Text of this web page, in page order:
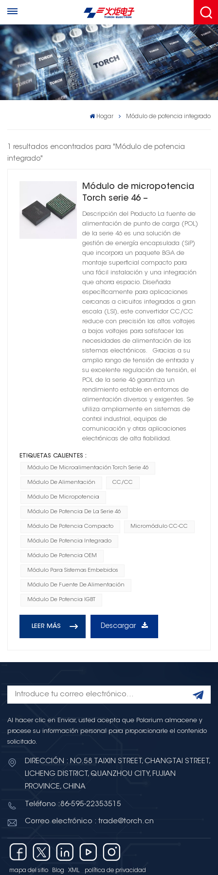
Hogar Módulo de potencia integrado
1 resultados encontrados para "Módulo de potencia
integrado"
Módulo de micropotencia
Torch serie 46 –
Convertidor CC-CC
Descripción del Producto La fuente de
alimentación de punto de carga (POL)
de la serie 46 es una solución de
gestión de energía encapsulada (SiP)
que incorpora un paquete BGA de
montaje superficial compacto para
una fácil instalación y una integración
que ahorra espacio. Diseñada
específicamente para aplicaciones
cercanas a circuitos integrados a gran
escala (LSI), este convertidor CC/CC
reduce con precisión los altos voltajes
a bajos voltajes para satisfacer las
necesidades de alimentación de los
sistemas electrónicos. Gracias a su
amplio rango de tensión de entrada y
su excelente regulación de tensión, el
POL de la serie 46 garantiza un
rendimiento estable en entornos de
alimentación diversos y exigentes. Se
utiliza ampliamente en sistemas de
control industrial, equipos de
comunicación y otras aplicaciones
electrónicas de alta fiabilidad.
ETIQUETAS CALIENTES :
Módulo De Microalimentación Torch Serie 46
Módulo De Alimentación CC/CC
Módulo De Micropotencia
Módulo De Potencia De La Serie 46
Módulo De Potencia Compacto Micromódulo CC-CC
Módulo De Potencia Integrado
Módulo De Potencia OEM
Módulo Para Sistemas Embebidos
Módulo De Fuente De Alimentación
Módulo De Potencia IGBT
LEER MÁS Descargar
Al hacer clic en Enviar, usted acepta que Polarium almacene y
procese su información personal para proporcionarle el contenido
solicitado.
DIRECCIÓN : NO.58 TAIXIN STREET, CHANGTAI STREET,
LICHENG DISTRICT, QUANZHOU CITY, FUJIAN
PROVINCE, CHINA
Teléfono :86-595-22353515
Correo electrónico : trade@torch.cn
mapa del sitio Blog XML política de privacidad